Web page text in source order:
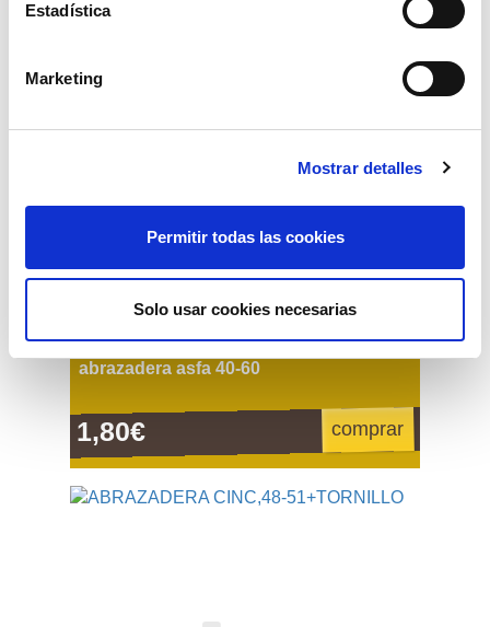
Estadística
Marketing
Mostrar detalles
Permitir todas las cookies
Solo usar cookies necesarias
abrazadera asfa 40-60
1,80€ comprar